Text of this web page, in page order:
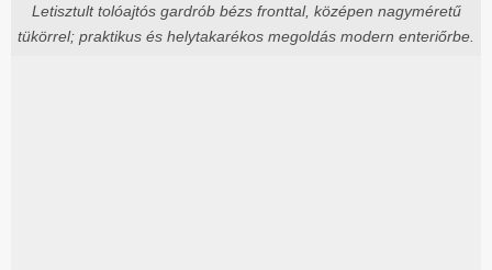
Letisztult tolóajtós gardrób bézs fronttal, középen nagyméretű
tükörrel; praktikus és helytakarékos megoldás modern enteriőrbe.